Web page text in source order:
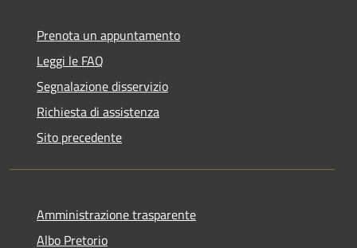
Prenota un appuntamento
Leggi le FAQ
Segnalazione disservizio
Richiesta di assistenza
Sito precedente
Amministrazione trasparente
Albo Pretorio